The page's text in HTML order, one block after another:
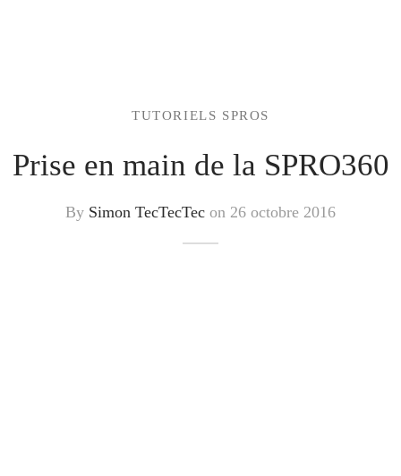
TUTORIELS SPROS
Prise en main de la SPRO360
By Simon TecTecTec on 26 octobre 2016